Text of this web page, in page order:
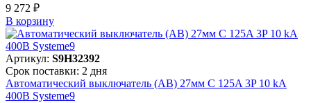
9 272 ₽
В корзинy
Артикул: S9H32392
Срок поставки: 2 дня
Автоматический выключатель (АВ) 27мм C 125A 3P 10 kA
400В Systeme9